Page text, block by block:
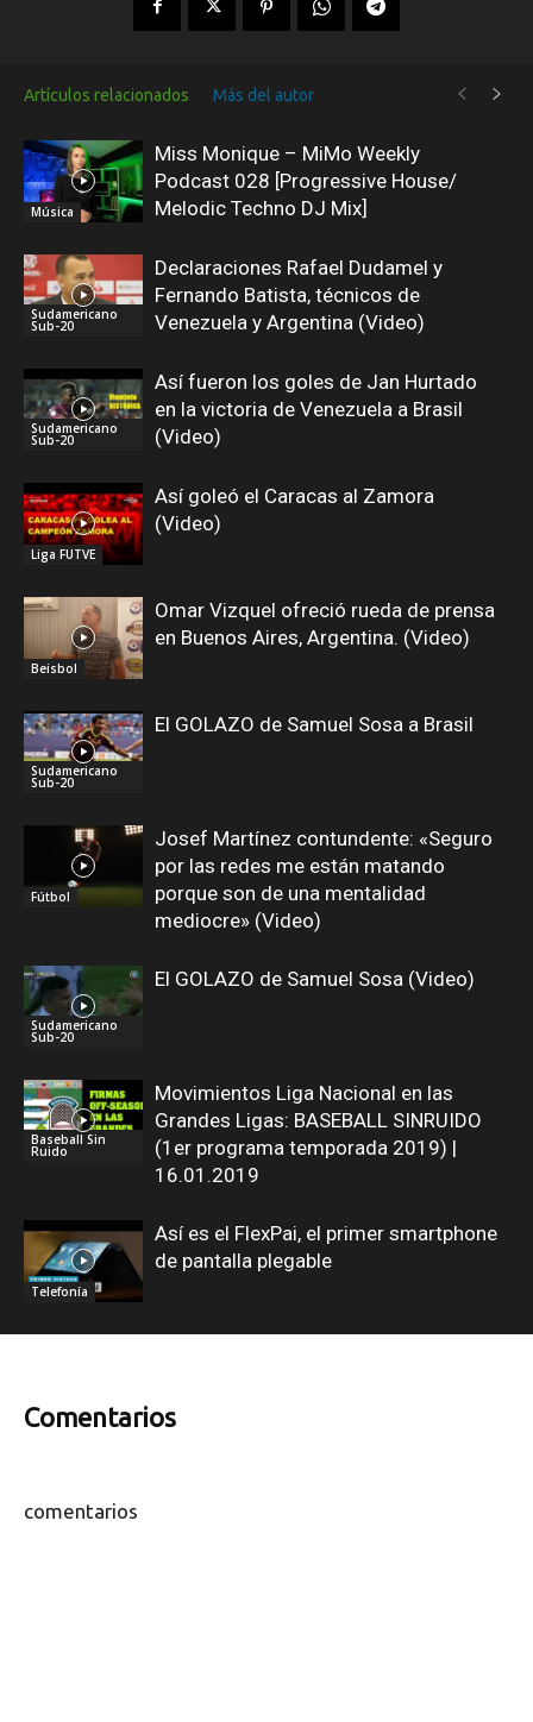
Artículos relacionados Más del autor
Música
Miss Monique – MiMo Weekly
Podcast 028 [Progressive House/
Melodic Techno DJ Mix]
Sudamericano
Sub-20
Declaraciones Rafael Dudamel y
Fernando Batista, técnicos de
Venezuela y Argentina (Video)
Sudamericano
Sub-20
Así fueron los goles de Jan Hurtado
en la victoria de Venezuela a Brasil
(Video)
Liga FUTVE
Así goleó el Caracas al Zamora
(Video)
Beisbol
Omar Vizquel ofreció rueda de prensa
en Buenos Aires, Argentina. (Video)
Sudamericano
Sub-20
El GOLAZO de Samuel Sosa a Brasil
Fútbol
Josef Martínez contundente: «Seguro
por las redes me están matando
porque son de una mentalidad
mediocre» (Video)
Sudamericano
Sub-20
El GOLAZO de Samuel Sosa (Video)
Baseball Sin
Ruido
Movimientos Liga Nacional en las
Grandes Ligas: BASEBALL SINRUIDO
(1er programa temporada 2019) |
16.01.2019
Telefonía
Así es el FlexPai, el primer smartphone
de pantalla plegable
Comentarios
comentarios